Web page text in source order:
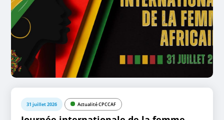
31 juillet 2026 Actualité CPCCAF